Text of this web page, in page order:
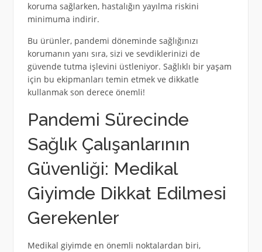
koruma sağlarken, hastalığın yayılma riskini
minimuma indirir.
Bu ürünler, pandemi döneminde sağlığınızı
korumanın yanı sıra, sizi ve sevdiklerinizi de
güvende tutma işlevini üstleniyor. Sağlıklı bir yaşam
için bu ekipmanları temin etmek ve dikkatle
kullanmak son derece önemli!
Pandemi Sürecinde
Sağlık Çalışanlarının
Güvenliği: Medikal
Giyimde Dikkat Edilmesi
Gerekenler
Medikal giyimde en önemli noktalardan biri,